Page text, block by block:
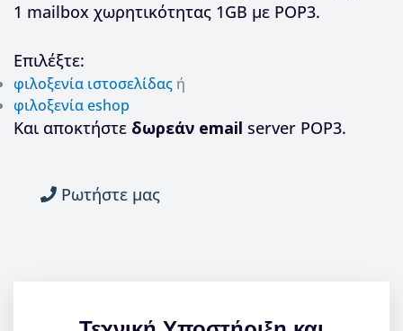
1 mailbox χωρητικότητας 1GB με POP3.
Επιλέξτε:
φιλοξενία ιστοσελίδας ή
φιλοξενία eshop
Και αποκτήστε δωρεάν email server POP3.
Ρωτήστε μας